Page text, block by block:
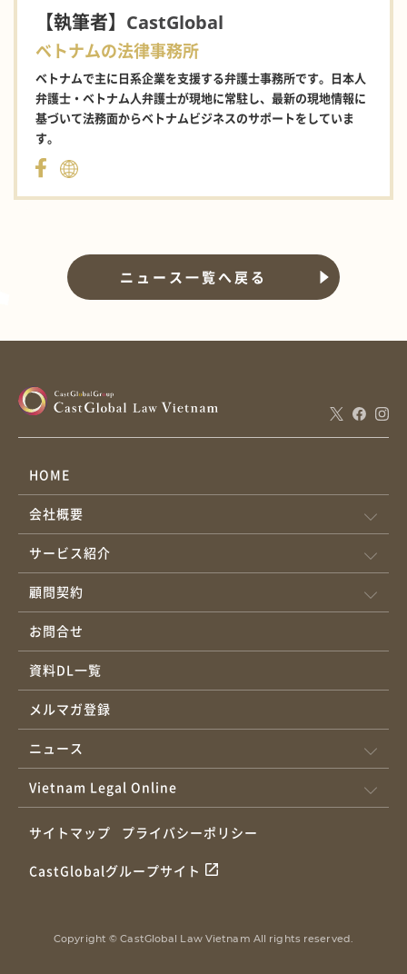
【執筆者】 CastGlobal
ベトナムの法律事務所
ベトナムで主に日系企業を支援する弁護士事務所です。日本人
弁護士・ベトナム人弁護士が現地に常駐し、最新の現地情報に
基づいて法務面からベトナムビジネスのサポートをしていま
す。
ニュース一覧へ戻る
HOME
会社概要
サービス紹介
顧問契約
お問合せ
資料DL一覧
メルマガ登録
ニュース
Vietnam Legal Online
サイトマップ プライバシーポリシー
CastGlobalグループサイト
Copyright © CastGlobal Law Vietnam All rights reserved.